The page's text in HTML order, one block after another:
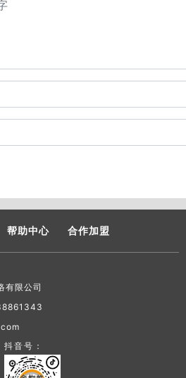
帮助中心 合作加盟
有限公司
抖音号：